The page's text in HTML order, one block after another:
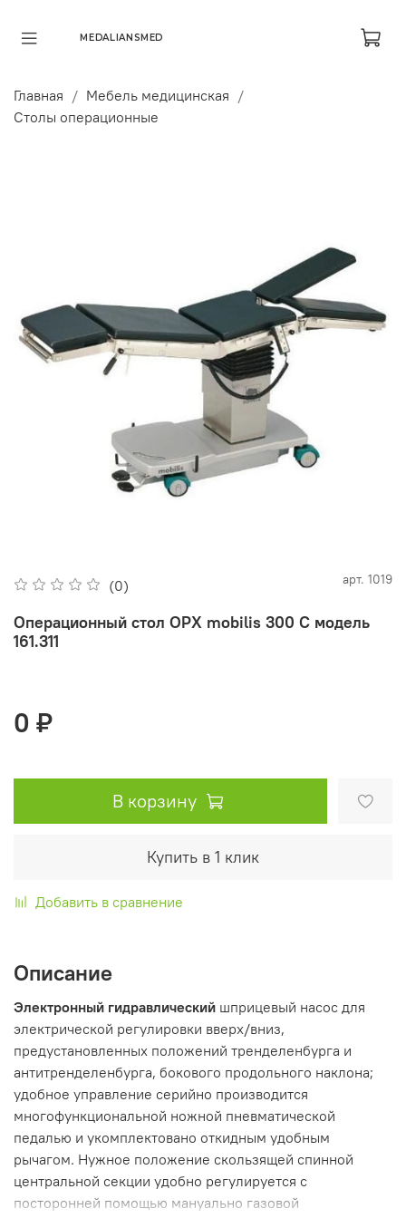
MEDALIANSMED
Главная
Мебель медицинская
Столы операционные
(0) арт. 1019
Операционный стол OPX mobilis 300 C модель
161.311
0 ₽
В корзину
Купить в 1 клик
Добавить в сравнение
Описание
Электронный гидравлический шприцевый насос для
электрической регулировки вверх/вниз,
предустановленных положений тренделенбурга и
антитренделенбурга, бокового продольного наклона;
удобное управление серийно производится
многофункциональной ножной пневматической
педалью и укомплектовано откидным удобным
рычагом. Нужное положение скользящей спинной
центральной секции удобно регулируется с
посторонней помощью мануально газовой